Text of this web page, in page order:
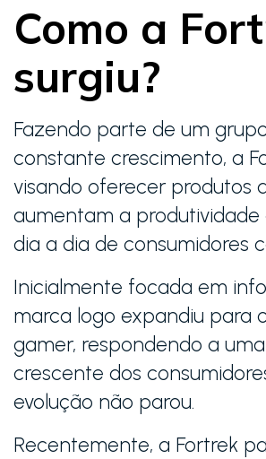
Como a
surgiu?
Fazendo parte de um
constante crescimento, a
visando oferecer produtos
aumentam a produtividade
dia a dia de consumidores
Inicialmente focada em
marca logo expandiu para
gamer, respondendo a
crescente dos
evolução não parou.
Recentemente, a Fortrek